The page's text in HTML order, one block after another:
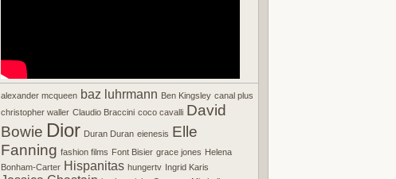
alexander mcqueen baz luhrmann Ben Kingsley canal plus
christopher waller Claudio Braccini coco cavalli David
Bowie Dior Duran Duran eienesis Elle
Fanning fashion films Font Bisier grace jones Helena
Bonham-Carter Hispanitas hungertv Ingrid Karis